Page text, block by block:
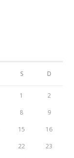
S D
1 2
8 9
15 16
22 23